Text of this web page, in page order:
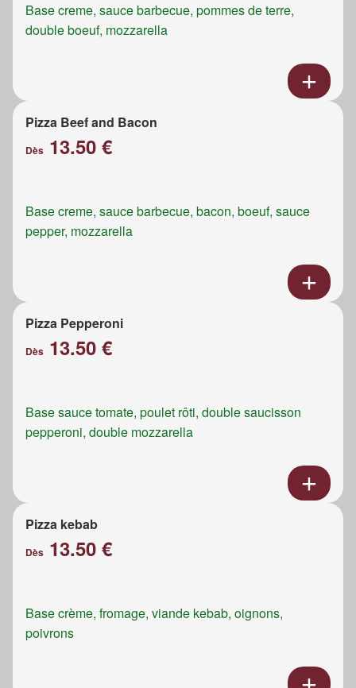
Base creme, sauce barbecue, pommes de terre,
double boeuf, mozzarella
Pizza Beef and Bacon
Dès 13.50 €
Base creme, sauce barbecue, bacon, boeuf, sauce
pepper, mozzarella
Pizza Pepperoni
Dès 13.50 €
Base sauce tomate, poulet rôti, double saucisson
pepperoni, double mozzarella
Pizza kebab
Dès 13.50 €
Base crème, fromage, viande kebab, oignons,
poivrons